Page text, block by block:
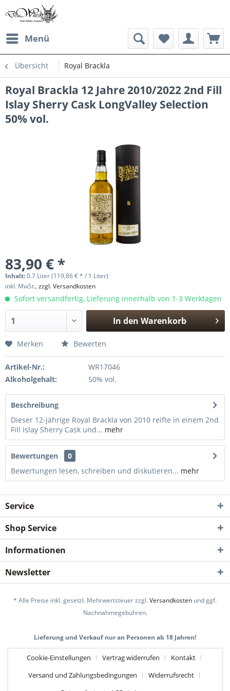
Menü
Übersicht Royal Brackla
Royal Brackla 12 Jahre 2010/2022 2nd Fill
Islay Sherry Cask LongValley Selection
50% vol.
83,90 € *
Inhalt:0.7 Liter (119,86 € * / 1 Liter)
inkl. MwSt., zzgl. Versandkosten
Sofort versandfertig, Lieferung innerhalb von 1-3 Werktagen
In den Warenkorb
Merken Bewerten
Artikel-Nr.:
WR17046
Alkoholgehalt:
50% vol.
Beschreibung
Dieser 12-jährige Royal Brackla von 2010 reifte in einem 2nd
Fill Islay Sherry Cask und... mehr
Bewertungen
0
Bewertungen lesen, schreiben und diskutieren... mehr
Service
Shop Service
Informationen
Newsletter
* Alle Preise inkl. gesetzl. Mehrwertsteuer zzgl.Versandkosten und ggf.
Nachnahmegebühren.
Lieferung und Verkauf nur an Personen ab 18 Jahren!
Cookie-Einstellungen Vertrag widerrufen
Kontakt
Versand und Zahlungsbedingungen
Widerrufsrecht